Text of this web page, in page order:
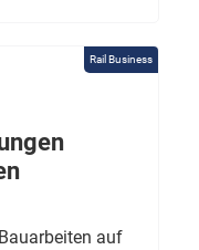
Rail Business
auf